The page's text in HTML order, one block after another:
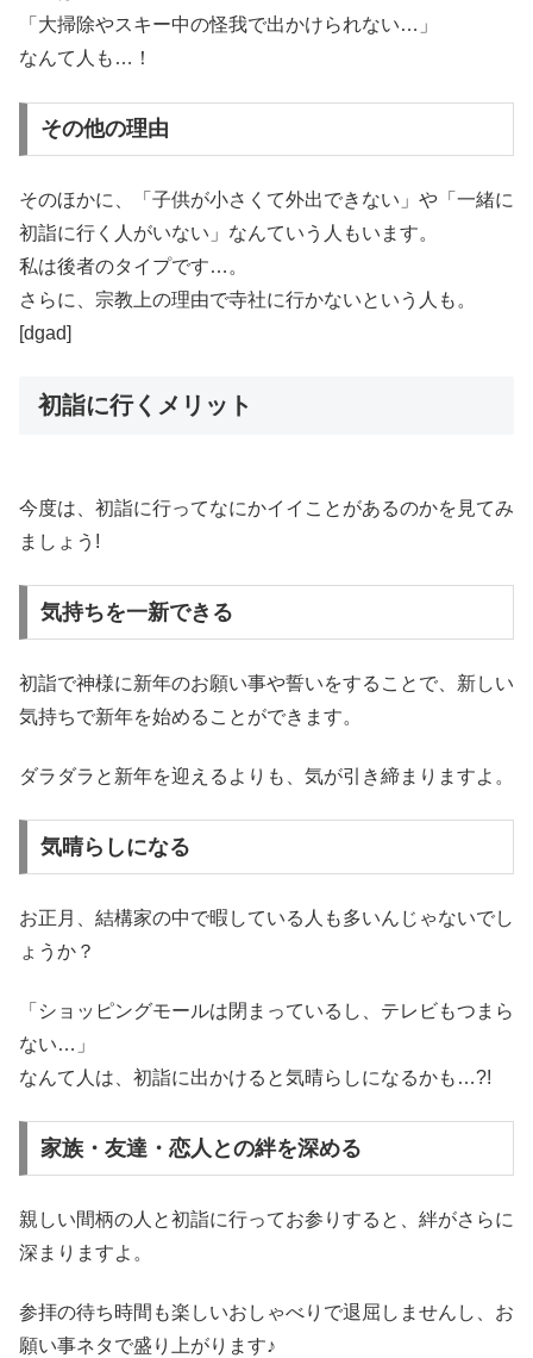
「大掃除やスキー中の怪我で出かけられない…」
なんて人も…！
その他の理由
そのほかに、「子供が小さくて外出できない」や「一緒に
初詣に行く人がいない」なんていう人もいます。
私は後者のタイプです…。
さらに、宗教上の理由で寺社に行かないという人も。
[dgad]
初詣に行くメリット
今度は、初詣に行ってなにかイイことがあるのかを見てみ
ましょう!
気持ちを一新できる
初詣で神様に新年のお願い事や誓いをすることで、新しい
気持ちで新年を始めることができます。
ダラダラと新年を迎えるよりも、気が引き締まりますよ。
気晴らしになる
お正月、結構家の中で暇している人も多いんじゃないでし
ょうか？
「ショッピングモールは閉まっているし、テレビもつまら
ない…」
なんて人は、初詣に出かけると気晴らしになるかも…?!
家族・友達・恋人との絆を深める
親しい間柄の人と初詣に行ってお参りすると、絆がさらに
深まりますよ。
参拝の待ち時間も楽しいおしゃべりで退屈しませんし、お
願い事ネタで盛り上がります♪